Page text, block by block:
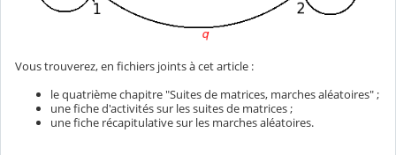
Vous trouverez, en fichiers joints à cet article :
le quatrième chapitre "Suites de matrices, marches aléatoires" ;
une fiche d'activités sur les suites de matrices ;
une fiche récapitulative sur les marches aléatoires.